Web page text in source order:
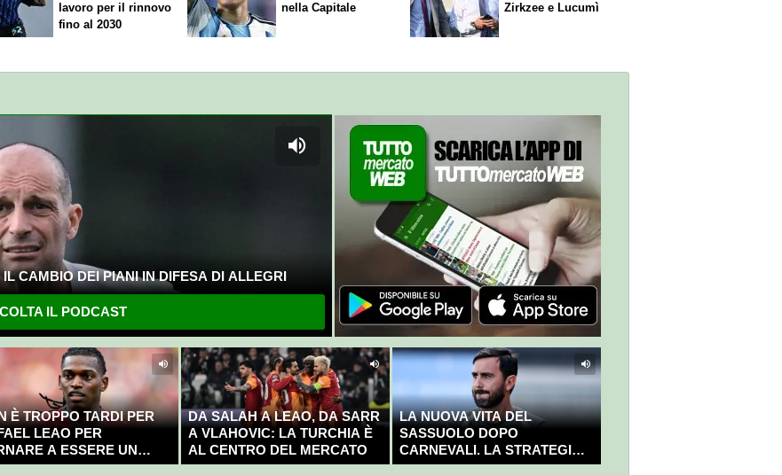
lavoro per il rinnovo
fino al 2030
nella Capitale
Zirkzee e Lucumì
CAMBIO DEI PIANI IN DIFESA DI ALLEGRI
IL PODCAST
È TROPPO TARDI PER
LEAO PER
A ESSERE UN
DA SALAH A LEAO, DA SARR
A VLAHOVIC: LA TURCHIA È
AL CENTRO DEL MERCATO
LA NUOVA VITA DEL
SASSUOLO DOPO
CARNEVALI. LA STRATEGIA È
GIÀ CHIARA E DECISA